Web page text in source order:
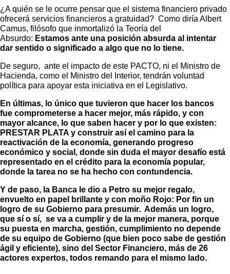
¿A quién se le ocurre pensar que el sistema financiero privado
ofrecerá servicios financieros a gratuidad? Como diría Albert
Camus, filósofo que inmortalizó la Teoría del
Absurdo: Estamos ante una posición absurda al intentar
dar sentido o significado a algo que no lo tiene.
De seguro, ante el impacto de este PACTO, ni el Ministro de
Hacienda, como el Ministro del Interior, tendrán voluntad
política para apoyar esta iniciativa en el Legislativo.
En últimas, lo único que tuvieron que hacer los bancos
fue comprometerse a hacer mejor, más rápido, y con
mayor alcance, lo que saben hacer y por lo que existen:
PRESTAR PLATA y construir así el camino para la
reactivación de la economía, generando progreso
económico y social, donde sin duda el mayor desafío está
representado en el crédito para la economía popular,
donde la tarea no se ha hecho con contundencia.
Y de paso, la Banca le dio a Petro su mejor regalo,
envuelto en papel brillante y con moño Rojo: Por fin un
logro de su Gobierno para presumir. Además un logro,
que sí o sí, se va a cumplir y de la mejor manera, porque
su puesta en marcha, gestión, cumplimiento no depende
de su equipo de Gobierno (que bien poco sabe de gestión
ágil y eficiente), sino del Sector Financiero, más de 26
actores expertos, todos remando para el mismo lado.